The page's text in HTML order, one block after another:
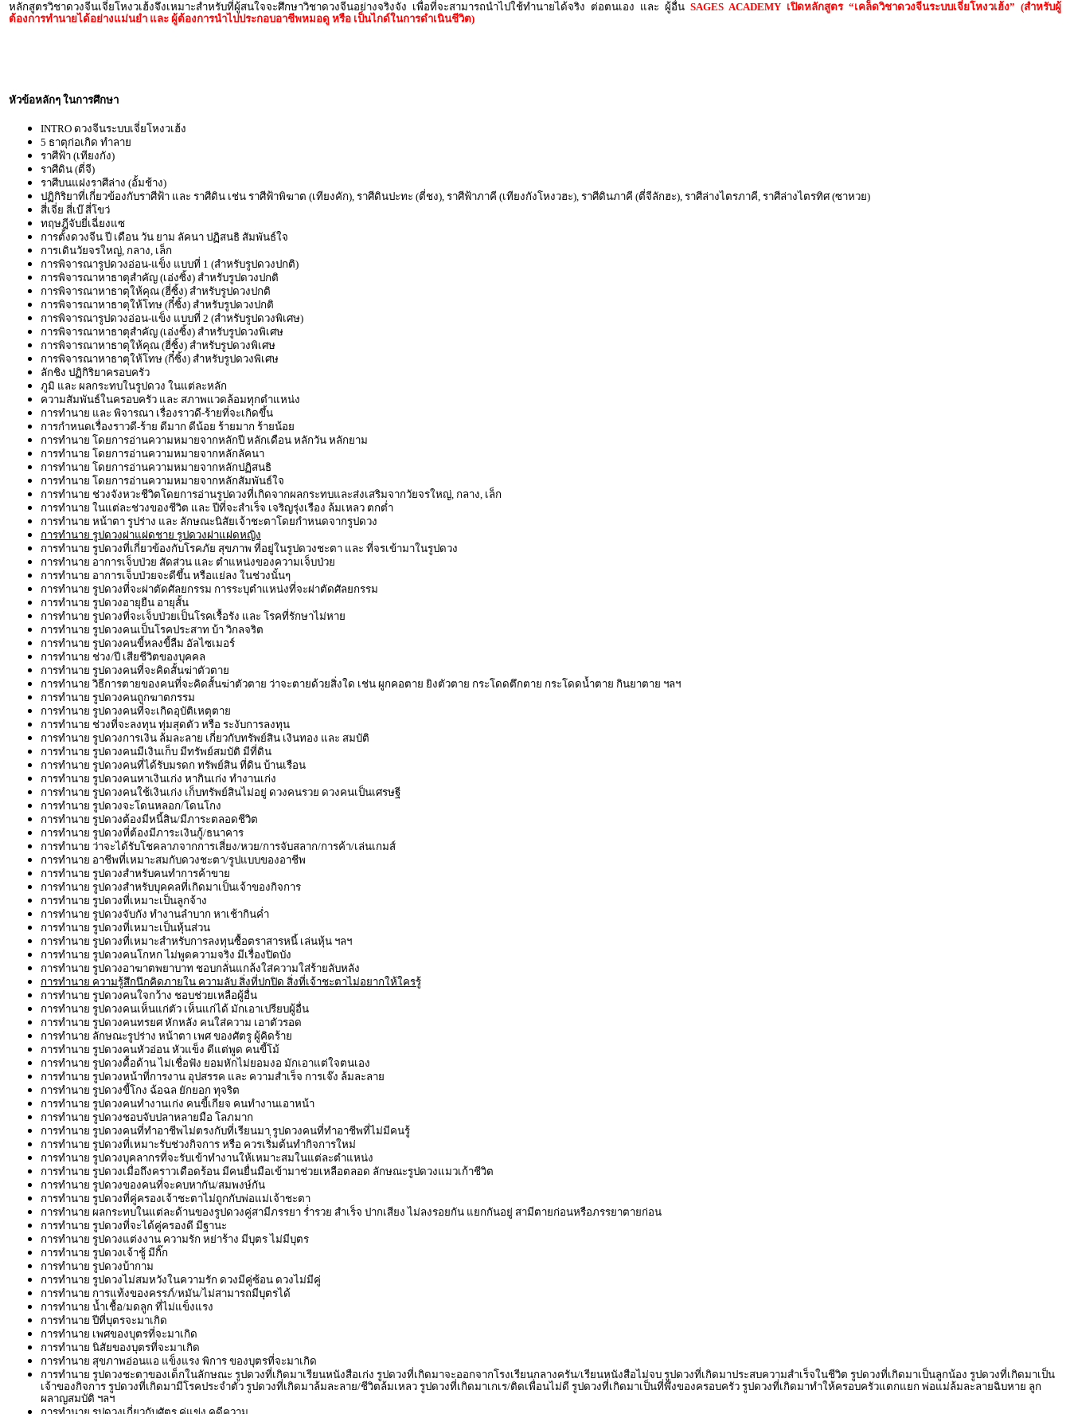
หลักสูตรวิชาดวงจีนเจี่ยโหงวเฮ้งจึงเหมาะสำหรับที่ผู้สนใจจะศึกษาวิชาดวงจีนอย่างจริงจัง เพื่อที่จะสามารถนำไปใช้ทำนายได้จริง ต่อตนเอง และ ผู้อื่น SAGES ACADEMY เปิดหลักสูตร “เคล็ดวิชาดวงจีนระบบเจี่ยโหงวเฮ้ง” (สำหรับผู้
ต้องการทำนายได้อย่างแม่นยำ และ ผู้ต้องการนำไปประกอบอาชีพหมอดู หรือ เป็นไกด์ในการดำเนินชีวิต)
หัวข้อหลักๆ ในการศึกษา
INTRO ดวงจีนระบบเจี่ยโหงวเฮ้ง
5 ธาตุก่อเกิด ทำลาย
ราศีฟ้า (เทียงกัง)
ราศีดิน (ตี่จี)
ราศีบนแฝงราศีล่าง (อั้มช้าง)
ปฏิกิริยาที่เกี่ยวข้องกับราศีฟ้า และ ราศีดิน เช่น ราศีฟ้าพิฆาต (เทียงคัก), ราศีดินปะทะ (ตี่ชง), ราศีฟ้าภาคี (เทียงกังโหงวฮะ), ราศีดินภาคี (ตี่จีลักฮะ), ราศีล่างไตรภาคี, ราศีล่างไตรทิศ (ซาหวย)
สี่เจี่ย สี่เบ๊ สี่โขว่
ทฤษฎีจับยี่เฉี่ยงแซ
การตั้งดวงจีน ปี เดือน วัน ยาม ลัคนา ปฏิสนธิ สัมพันธ์ใจ
การเดินวัยจรใหญ่, กลาง, เล็ก
การพิจารณารูปดวงอ่อน-แข็ง แบบที่ 1 (สำหรับรูปดวงปกติ)
การพิจารณาหาธาตุสำคัญ (เอ่งซิ้ง) สำหรับรูปดวงปกติ
การพิจารณาหาธาตุให้คุณ (ฮี่ซิ้ง) สำหรับรูปดวงปกติ
การพิจารณาหาธาตุให้โทษ (กี๋ซิ้ง) สำหรับรูปดวงปกติ
การพิจารณารูปดวงอ่อน-แข็ง แบบที่ 2 (สำหรับรูปดวงพิเศษ)
การพิจารณาหาธาตุสำคัญ (เอ่งซิ้ง) สำหรับรูปดวงพิเศษ
การพิจารณาหาธาตุให้คุณ (ฮี่ซิ้ง) สำหรับรูปดวงพิเศษ
การพิจารณาหาธาตุให้โทษ (กี๋ซิ้ง) สำหรับรูปดวงพิเศษ
ลักชิง ปฏิกิริยาครอบครัว
ภูมิ และ ผลกระทบในรูปดวง ในแต่ละหลัก
ความสัมพันธ์ในครอบครัว และ สภาพแวดล้อมทุกตำแหน่ง
การทำนาย และ พิจารณา เรื่องราวดี-ร้ายที่จะเกิดขึ้น
การกำหนดเรื่องราวดี-ร้าย ดีมาก ดีน้อย ร้ายมาก ร้ายน้อย
การทำนาย โดยการอ่านความหมายจากหลักปี หลักเดือน หลักวัน หลักยาม
การทำนาย โดยการอ่านความหมายจากหลักลัคนา
การทำนาย โดยการอ่านความหมายจากหลักปฏิสนธิ
การทำนาย โดยการอ่านความหมายจากหลักสัมพันธ์ใจ
การทำนาย ช่วงจังหวะชีวิตโดยการอ่านรูปดวงที่เกิดจากผลกระทบและส่งเสริมจากวัยจรใหญ่, กลาง, เล็ก
การทำนาย ในแต่ละช่วงของชีวิต และ ปีที่จะสำเร็จ เจริญรุ่งเรือง ล้มเหลว ตกต่ำ
การทำนาย หน้าตา รูปร่าง และ ลักษณะนิสัยเจ้าชะตาโดยกำหนดจากรูปดวง
การทำนาย รูปดวงฝาแฝดชาย รูปดวงฝาแฝดหญิง
การทำนาย รูปดวงที่เกี่ยวข้องกับโรคภัย สุขภาพ ที่อยู่ในรูปดวงชะตา และ ที่จรเข้ามาในรูปดวง
การทำนาย อาการเจ็บป่วย สัดส่วน และ ตำแหน่งของความเจ็บป่วย
การทำนาย อาการเจ็บป่วยจะดีขึ้น หรือแย่ลง ในช่วงนั้นๆ
การทำนาย รูปดวงที่จะผ่าตัดศัลยกรรม การระบุตำแหน่งที่จะผ่าตัดศัลยกรรม
การทำนาย รูปดวงอายุยืน อายุสั้น
การทำนาย รูปดวงที่จะเจ็บป่วยเป็นโรคเรื้อรัง และ โรคที่รักษาไม่หาย
การทำนาย รูปดวงคนเป็นโรคประสาท บ้า วิกลจริต
การทำนาย รูปดวงคนขี้หลงขี้ลืม อัลไซเมอร์
การทำนาย ช่วง/ปี เสียชีวิตของบุคคล
การทำนาย รูปดวงคนที่จะคิดสั้นฆ่าตัวตาย
การทำนาย วิธีการตายของคนที่จะคิดสั้นฆ่าตัวตาย ว่าจะตายด้วยสิ่งใด เช่น ผูกคอตาย ยิงตัวตาย กระโดดตึกตาย กระโดดน้ำตาย กินยาตาย ฯลฯ
การทำนาย รูปดวงคนถูกฆาตกรรม
การทำนาย รูปดวงคนที่จะเกิดอุบัติเหตุตาย
การทำนาย ช่วงที่จะลงทุน ทุ่มสุดตัว หรือ ระงับการลงทุน
การทำนาย รูปดวงการเงิน ล้มละลาย เกี่ยวกับทรัพย์สิน เงินทอง และ สมบัติ
การทำนาย รูปดวงคนมีเงินเก็บ มีทรัพย์สมบัติ มีที่ดิน
การทำนาย รูปดวงคนที่ได้รับมรดก ทรัพย์สิน ที่ดิน บ้านเรือน
การทำนาย รูปดวงคนหาเงินเก่ง หากินเก่ง ทำงานเก่ง
การทำนาย รูปดวงคนใช้เงินเก่ง เก็บทรัพย์สินไม่อยู่ ดวงคนรวย ดวงคนเป็นเศรษฐี
การทำนาย รูปดวงจะโดนหลอก/โดนโกง
การทำนาย รูปดวงต้องมีหนี้สิน/มีภาระตลอดชีวิต
การทำนาย รูปดวงที่ต้องมีภาระเงินกู้/ธนาคาร
การทำนาย ว่าจะได้รับโชคลาภจากการเสี่ยง/หวย/การจับสลาก/การค้า/เล่นเกมส์
การทำนาย อาชีพที่เหมาะสมกับดวงชะตา/รูปแบบของอาชีพ
การทำนาย รูปดวงสำหรับคนทำการค้าขาย
การทำนาย รูปดวงสำหรับบุคคลที่เกิดมาเป็นเจ้าของกิจการ
การทำนาย รูปดวงที่เหมาะเป็นลูกจ้าง
การทำนาย รูปดวงจับกัง ทำงานลำบาก หาเช้ากินค่ำ
การทำนาย รูปดวงที่เหมาะเป็นหุ้นส่วน
การทำนาย รูปดวงที่เหมาะสำหรับการลงทุนซื้อตราสารหนี้ เล่นหุ้น ฯลฯ
การทำนาย รูปดวงคนโกหก ไม่พูดความจริง มีเรื่องปิดบัง
การทำนาย รูปดวงอาฆาตพยาบาท ชอบกลั่นแกล้งใส่ความใส่ร้ายลับหลัง
การทำนาย ความรู้สึกนึกคิดภายใน ความลับ สิ่งที่ปกปิด สิ่งที่เจ้าชะตาไม่อยากให้ใครรู้
การทำนาย รูปดวงคนใจกว้าง ชอบช่วยเหลือผู้อื่น
การทำนาย รูปดวงคนเห็นแก่ตัว เห็นแก่ได้ มักเอาเปรียบผู้อื่น
การทำนาย รูปดวงคนทรยศ หักหลัง คนใส่ความ เอาตัวรอด
การทำนาย ลักษณะรูปร่าง หน้าตา เพศ ของศัตรู ผู้คิดร้าย
การทำนาย รูปดวงคนหัวอ่อน หัวแข็ง ดีแต่พูด คนขี้โม้
การทำนาย รูปดวงดื้อด้าน ไม่เชื่อฟัง ยอมหักไม่ยอมงอ มักเอาแต่ใจตนเอง
การทำนาย รูปดวงหน้าที่การงาน อุปสรรค และ ความสำเร็จ การเจ๊ง ล้มละลาย
การทำนาย รูปดวงขี้โกง ฉ้อฉล ยักยอก ทุจริต
การทำนาย รูปดวงคนทำงานเก่ง คนขี้เกียจ คนทำงานเอาหน้า
การทำนาย รูปดวงชอบจับปลาหลายมือ โลภมาก
การทำนาย รูปดวงคนที่ทำอาชีพไม่ตรงกับที่เรียนมา รูปดวงคนที่ทำอาชีพที่ไม่มีคนรู้
การทำนาย รูปดวงที่เหมาะรับช่วงกิจการ หรือ ควรเริ่่มต้นทำกิจการใหม่
การทำนาย รูปดวงบุคลากรที่จะรับเข้าทำงานให้เหมาะสมในแต่ละตำแหน่ง
การทำนาย รูปดวงเมื่อถึงคราวเดือดร้อน มีคนยื่นมือเข้ามาช่วยเหลือตลอด ลักษณะรูปดวงแมวเก้าชีวิต
การทำนาย รูปดวงของคนที่จะคบหากัน/สมพงษ์กัน
การทำนาย รูปดวงที่คู่ครองเจ้าชะตาไม่ถูกกับพ่อแม่เจ้าชะตา
การทำนาย ผลกระทบในแต่ละด้านของรูปดวงคู่สามีภรรยา ร่ำรวย สำเร็จ ปากเสียง ไม่ลงรอยกัน แยกกันอยู่ สามีตายก่อนหรือภรรยาตายก่อน
การทำนาย รูปดวงที่จะได้คู่ครองดี มีฐานะ
การทำนาย รูปดวงแต่งงาน ความรัก หย่าร้าง มีบุตร ไม่มีบุตร
การทำนาย รูปดวงเจ้าชู้ มีกิ๊ก
การทำนาย รูปดวงบ้ากาม
การทำนาย รูปดวงไม่สมหวังในความรัก ดวงมีคู่ซ้อน ดวงไม่มีคู่
การทำนาย การแท้งของครรภ์/หมัน/ไม่สามารถมีบุตรได้
การทำนาย น้ำเชื้อ/มดลูก ที่ไม่แข็งแรง
การทำนาย ปีที่บุตรจะมาเกิด
การทำนาย เพศของบุตรที่จะมาเกิด
การทำนาย นิสัยของบุตรที่จะมาเกิด
การทำนาย สุขภาพอ่อนแอ แข็งแรง พิการ ของบุตรที่จะมาเกิด
การทำนาย รูปดวงชะตาของเด็กในลักษณะ รูปดวงที่เกิดมาเรียนหนังสือเก่ง รูปดวงที่เกิดมาจะออกจากโรงเรียนกลางครัน/เรียนหนังสือไม่จบ รูปดวงที่เกิดมาประสบความสำเร็จในชีวิต รูปดวงที่เกิดมาเป็นลูกน้อง รูปดวงที่เกิดมาเป็น
เจ้าของกิจการ รูปดวงที่เกิดมามีโรคประจำตัว รูปดวงที่เกิดมาล้มละลาย/ชีวิตล้มเหลว รูปดวงที่เกิดมาเกเร/ติดเพื่อนไม่ดี รูปดวงที่เกิดมาเป็นที่พึ่งของครอบครัว รูปดวงที่เกิดมาทำให้ครอบครัวแตกแยก พ่อแม่ล้มละลายฉิบหาย ลูก
ผลาญสมบัติ ฯลฯ